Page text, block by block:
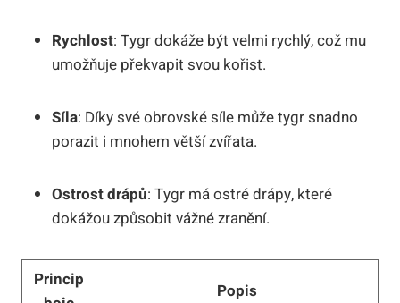
Rychlost: Tygr dokáže být velmi rychlý, což mu
umožňuje překvapit svou kořist.
Síla: Díky své obrovské síle může tygr snadno
porazit i mnohem větší zvířata.
Ostrost drápů: Tygr má ostré drápy, které
dokážou způsobit vážné zranění.
Princip
Popis